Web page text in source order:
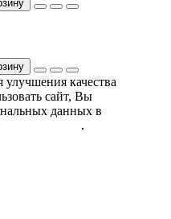
качества
сайт, Вы
данных в
.